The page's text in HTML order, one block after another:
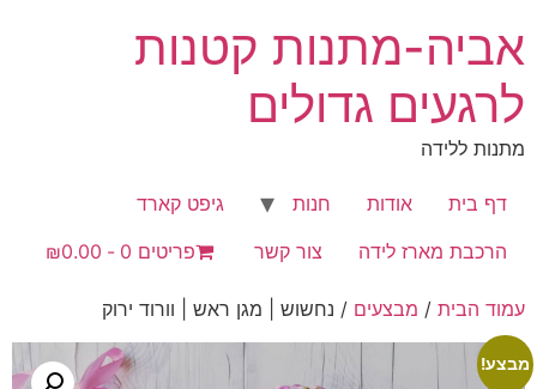
לתוכן
אביה-מתנות קטנות
לרגעים גדולים
מתנות ללידה
דף בית אודות חנות
גיפט קארד
הרכבת מארז לידה
צור קשר פריטים 0 ₪0.00
עמוד הבית / מבצעים / נחשוש | מגן ראש | וורוד ירוק
מבצע!